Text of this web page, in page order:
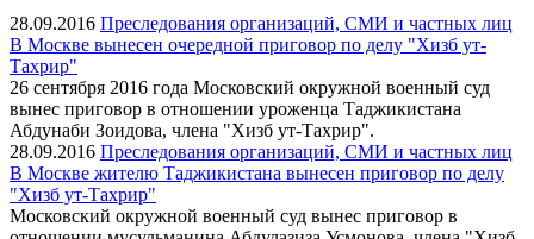
28.09.2016 Преследования организаций, СМИ и частных лиц
В Москве вынесен очередной приговор по делу "Хизб ут-
Тахрир"
26 сентября 2016 года Московский окружной военный суд
вынес приговор в отношении уроженца Таджикистана
Абдунаби Зоидова, члена "Хизб ут-Тахрир".
28.09.2016 Преследования организаций, СМИ и частных лиц
В Москве жителю Таджикистана вынесен приговор по делу
"Хизб ут-Тахрир"
Московский окружной военный суд вынес приговор в